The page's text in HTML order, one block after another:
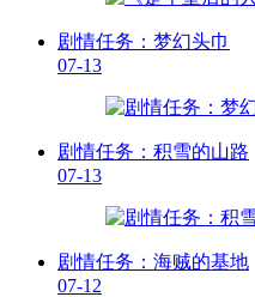
剧情任务：梦幻头巾
07-13
剧情任务：积雪的山路
07-13
剧情任务：海贼的基地
07-12